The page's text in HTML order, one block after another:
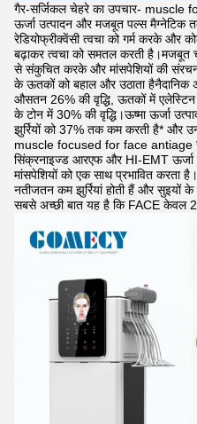
गैर-सर्जिकल चेहरे का उपचार- muscle
ऊर्जा उत्पादन और मजबूत पल्स मैग्नेटिक
रेडियोफ्रीक्वेंसी त्वचा को गर्म करके
बढ़ाकर त्वचा को समतल करती है।मजबूत
से संकुचित करके और मांसपेशियों की
के ऊतकों को बहाल और उठाता
औसतन 26% की वृद्धि, ऊतकों में एलेस्टिन
के टोन में 30% की वृद्धि।ऊष्मा ऊर्जा
झुर्रियों को 37% तक कम करती है* और
muscle focused for face antiage
सिंक्रनाइज्ड आरएफ और HI-EMT ऊर्जा
मांसपेशियों को एक साथ प्रभावित करता है।
नतीजतन कम झुर्रियां होती हैं और सुइयों
सबसे अच्छी बात यह है कि FACE केवल